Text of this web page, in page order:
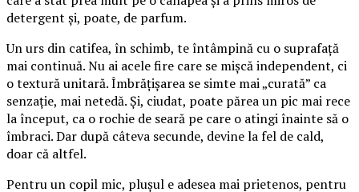
detergent și, poate, de parfum.
Un urs din catifea, în schimb, te întâmpină cu o suprafață
mai continuă. Nu ai acele fire care se mișcă independent, ci
o textură unitară. Îmbrățișarea se simte mai „curată” ca
senzație, mai netedă. Și, ciudat, poate părea un pic mai rece
la început, ca o rochie de seară pe care o atingi înainte să o
îmbraci. Dar după câteva secunde, devine la fel de cald,
doar că altfel.
Pentru un copil mic, plușul e adesea mai prietenos, pentru